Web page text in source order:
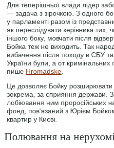
Для теперішньої влади лідер
— задача з зірочкою. З одного
у парламенті разом із
як переслідувати керівника тих,
іншого боку, мовчати після
Бойка теж не виходить. Так
вибачення після походу в СБУ
України були, а от кримінальних
пише Нromadske
Це дозволяє Бойку розширювати
зокрема, за сприяння держави.
лобіювання ним проросійських
фонд, пов'язаний з Юрієм
квартир у Києві.
Полювання на